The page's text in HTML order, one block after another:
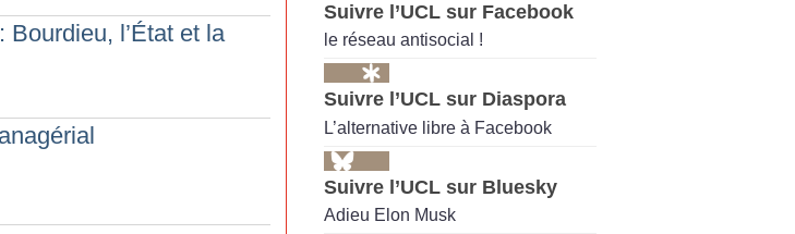
l’État et la
Suivre l’UCL sur Facebook
le réseau antisocial !
Suivre l’UCL sur Diaspora
L’alternative libre à Facebook
Suivre l’UCL sur Bluesky
Adieu Elon Musk